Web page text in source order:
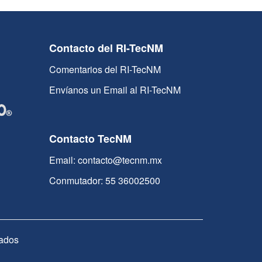
Contacto del RI-TecNM
Comentarios del RI-TecNM
Envíanos un Email al RI-TecNM
Contacto TecNM
Email: contacto@tecnm.mx
Conmutador: 55 36002500